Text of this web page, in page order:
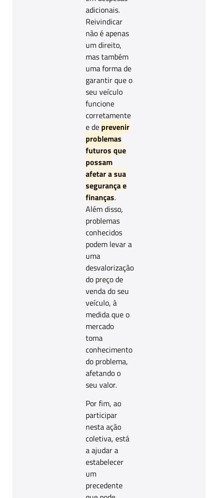
adicionais.
Reivindicar
não é apenas
um direito,
mas também
uma forma de
garantir que o
seu veículo
funcione
corretamente
e de prevenir
problemas
futuros que
possam
afetar a sua
segurança e
finanças.
Além disso,
problemas
conhecidos
podem levar a
uma
desvalorização
do preço de
venda do seu
veículo, à
medida que o
mercado
toma
conhecimento
do problema,
afetando o
seu valor.
Por fim, ao
participar
nesta ação
coletiva, está
a ajudar a
estabelecer
um
precedente